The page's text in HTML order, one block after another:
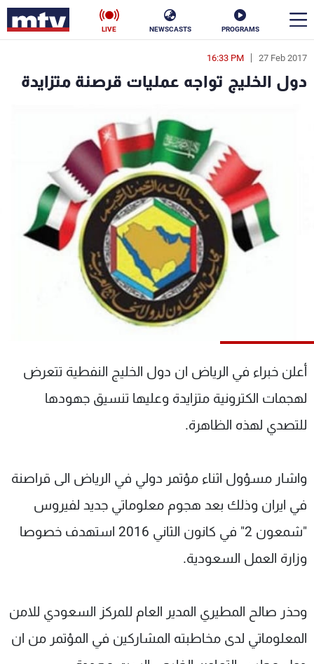
PROGRAMS
NEWSCASTS
LIVE
27 Feb 2017
16:33 PM
دول الخليج تواجه عمليات قرصنة متزايدة
أعلن خبراء في الرياض ان دول الخليج النفطية تتعرض
لهجمات الكترونية متزايدة وعليها تنسيق جهودها
للتصدي لهذه الظاهرة.
واشار مسؤول اثناء مؤتمر دولي في الرياض الى قراصنة
في ايران وذلك بعد هجوم معلوماتي جديد لفيروس
"شمعون 2" في كانون الثاني 2016 استهدف خصوصا
وزارة العمل السعودية.
وحذر صالح المطيري المدير العام للمركز السعودي للامن
المعلوماتي لدى مخاطبته المشاركين في المؤتمر من ان
en
الأخبار
ناس
فن
منوعات رياضة
كأس العالم
عن MTV
الإنـتـاج
لاعلاناتكم
وظائف
تواصل معنا